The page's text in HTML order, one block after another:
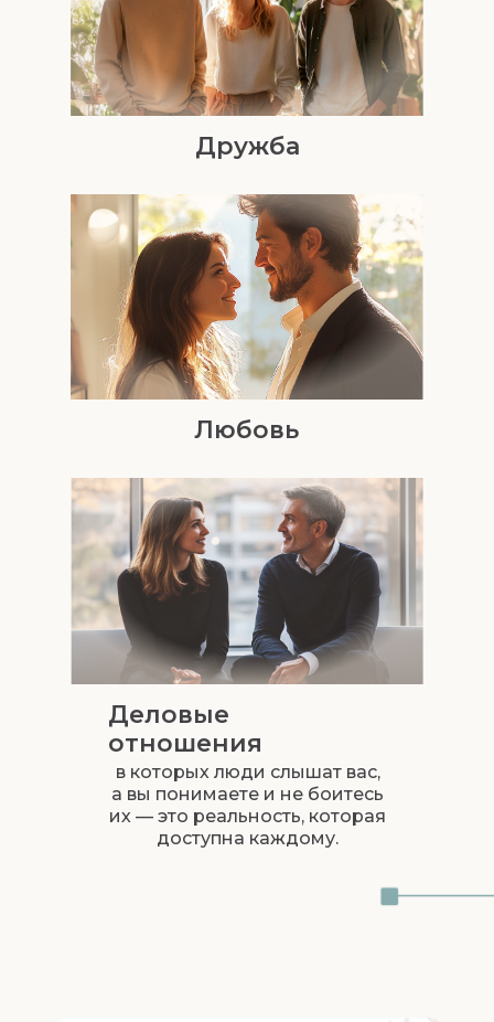
Деловые
отношения
в которых люди слышат вас,
а вы понимаете и не боитесь
их — это реальность, которая
доступна каждому.
Любовь
Дружба
Мне ценно, что ты делишься этим.
Что может сделать тебе чуть легче
Я слышу тебя и хочу понять лучше.